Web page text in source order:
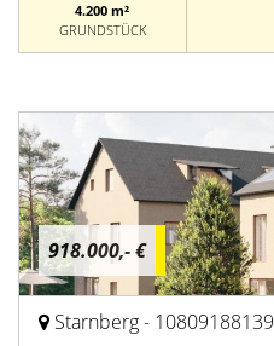
4.200 m²
GRUNDSTÜCK
918.000,- €
Starnberg - 10809188139